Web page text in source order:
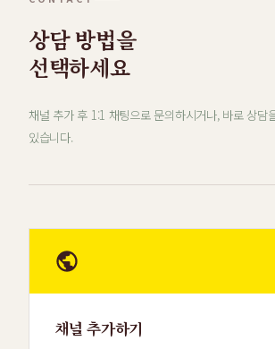
상담 방법을
선택하세요
채널 추가 후 1:1 채팅으로 문의하시거나, 바로 상담
있습니다.
채널 추가하기